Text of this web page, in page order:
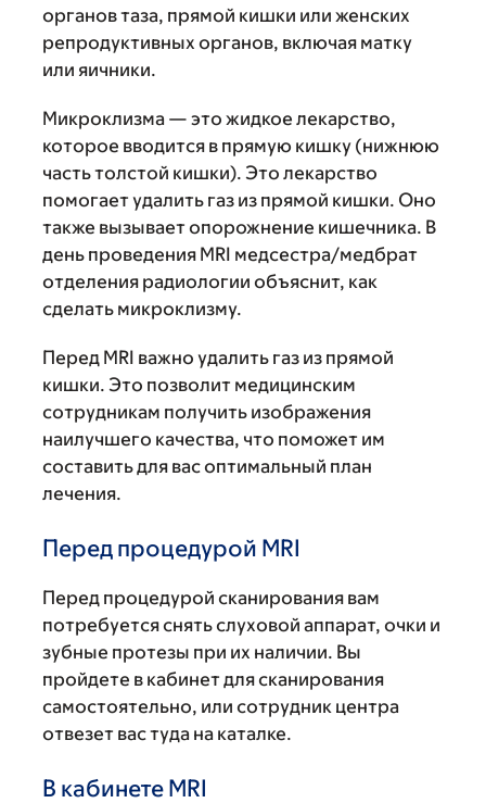
органов таза, прямой кишки или женских
репродуктивных органов, включая матку
или яичники.
Микроклизма — это жидкое лекарство,
которое вводится в прямую кишку (нижнюю
часть толстой кишки). Это лекарство
помогает удалить газ из прямой кишки. Оно
также вызывает опорожнение кишечника. В
день проведения MRI медсестра/медбрат
отделения радиологии объяснит, как
сделать микроклизму.
Перед MRI важно удалить газ из прямой
кишки. Это позволит медицинским
сотрудникам получить изображения
наилучшего качества, что поможет им
составить для вас оптимальный план
лечения.
Перед процедурой MRI
Перед процедурой сканирования вам
потребуется снять слуховой аппарат, очки и
зубные протезы при их наличии. Вы
пройдете в кабинет для сканирования
самостоятельно, или сотрудник центра
отвезет вас туда на каталке.
В кабинете MRI